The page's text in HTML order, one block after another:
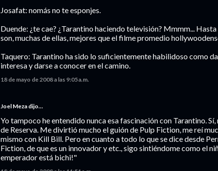
Josafat: nomás no te esponjes.
Duende: ¿te cae? ¿Tarantino haciendo televisión? Mmmm...
son, muchas de ellas, mejores que el filme promedio
Taquero: Tarantino ha sido lo suficientemente habilidoso como
interesa y darse a conocer en el camino.
18 de mayo de 2008 a las 9:05 a.m.
Joel Meza dijo…
Yo tampoco he entendido nunca esa fascinación con Tarantino.
de Reserva. Me divirtió mucho el guión de Pulp Fiction, me reí
mismo con Kill Bill. Pero en cuanto a todo lo que se dice desde
Fiction, de que es un innovador y etc., sigo sintiéndome como el
emperador está bichi!"